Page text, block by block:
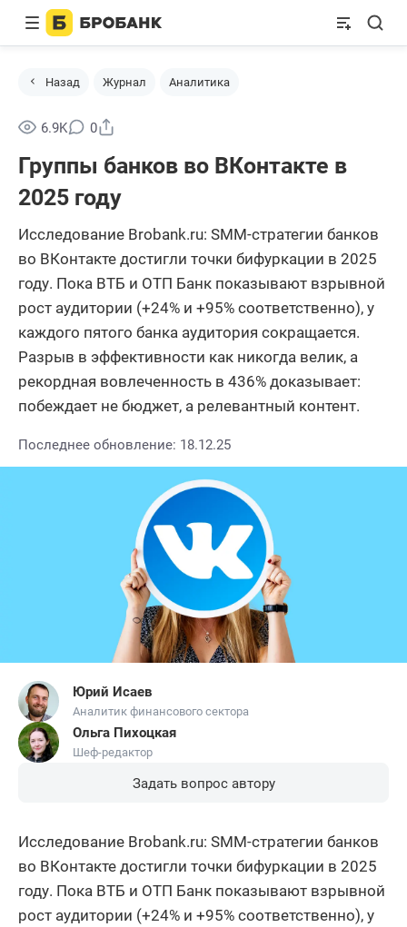
Назад Журнал Аналитика
6.9K 0
Группы банков во ВКонтакте в
2025 году
Исследование Brobank.ru: SMM-стратегии банков
во ВКонтакте достигли точки бифуркации в 2025
году. Пока ВТБ и ОТП Банк показывают взрывной
рост аудитории (+24% и +95% соответственно), у
каждого пятого банка аудитория сокращается.
Разрыв в эффективности как никогда велик, а
рекордная вовлеченность в 436% доказывает:
побеждает не бюджет, а релевантный контент.
Последнее обновление: 18.12.25
Юрий Исаев
Аналитик финансового сектора
Ольга Пихоцкая
Шеф-редактор
Задать вопрос автору
Исследование Brobank.ru: SMM-стратегии банков
во ВКонтакте достигли точки бифуркации в 2025
году. Пока ВТБ и ОТП Банк показывают взрывной
рост аудитории (+24% и +95% соответственно), у